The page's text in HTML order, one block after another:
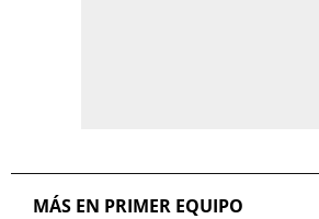
MÁS EN PRIMER EQUIPO